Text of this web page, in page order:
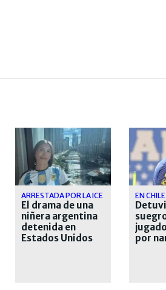
ARRESTADA POR LA ICE
El drama de una
niñera argentina
detenida en
Estados Unidos
EN CHILE
por